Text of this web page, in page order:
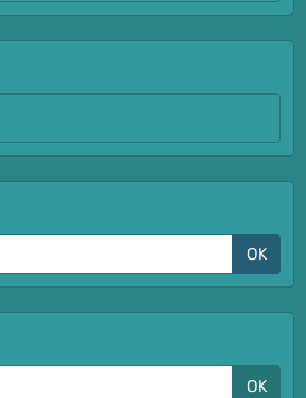
OK
OK